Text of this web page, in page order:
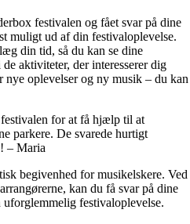
festivalen og fået svar på dine
muligt ud af din festivaloplevelse.
din tid, så du kan se dine
aktiviteter, der interesserer dig
nye oplevelser og ny musik – du kan
for at få hjælp til at
parkere. De svarede hurtigt
– Maria
begivenhed for musikelskere. Ved
kan du få svar på dine
festivaloplevelse.